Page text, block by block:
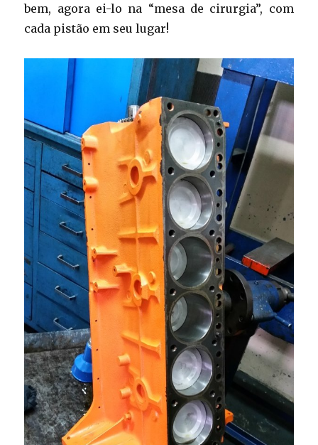
bem, agora ei-lo na “mesa de cirurgia”, com
cada pistão em seu lugar!